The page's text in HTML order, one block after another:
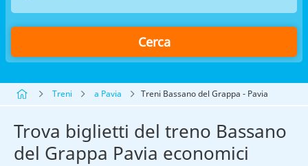
Cerca
Treni a Pavia Treni Bassano del Grappa - Pavia
Trova biglietti del treno Bassano
del Grappa Pavia economici